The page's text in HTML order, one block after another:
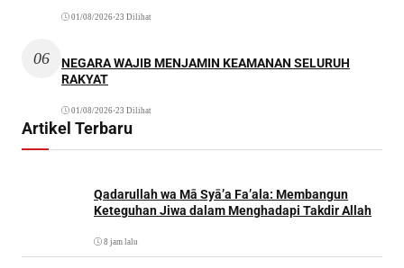
01/08/2026•23 Dilihat
06
NEGARA WAJIB MENJAMIN KEAMANAN SELURUH
RAKYAT
01/08/2026•23 Dilihat
Artikel Terbaru
Qadarullah wa Mā Syā’a Fa’ala: Membangun
Keteguhan Jiwa dalam Menghadapi Takdir Allah
8 jam lalu